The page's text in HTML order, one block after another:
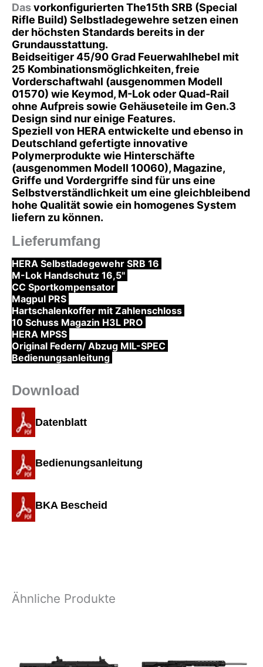
Dasvorkonfigurierten The15th SRB (Special
Rifle Build) Selbstladegewehre setzen einen
der höchsten Standards bereits in der
Grundausstattung.
Beidseitiger 45/90 Grad Feuerwahlhebel mit
25 Kombinationsmöglichkeiten, freie
Vorderschaftwahl (ausgenommen Modell
01570) wie Keymod, M-Lok oder Quad-Rail
ohne Aufpreis sowie Gehäuseteile im Gen.3
Design sind nur einige Features.
Speziell von HERA entwickelte und ebenso in
Deutschland gefertigte innovative
Polymerprodukte wie Hinterschäfte
(ausgenommen Modell 10060), Magazine,
Griffe und Vordergriffe sind für uns eine
Selbstverständlichkeit um eine gleichbleibend
hohe Qualität sowie ein homogenes System
liefern zu können.
Lieferumfang
HERA Selbstladegewehr SRB 16
M-Lok Handschutz 16,5"
CC Sportkompensator
Magpul PRS
Hartschalenkoffer mit Zahlenschloss
10 Schuss Magazin H3L PRO
HERA MPSS
Original Federn/ Abzug MIL-SPEC
Bedienungsanleitung
Download
Datenblatt
Bedienungsanleitung
BKA Bescheid
Ähnliche Produkte